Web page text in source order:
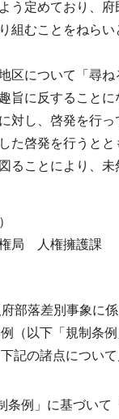
う定めており、
組むことをねらい
区について「尋
旨に反すること
対し、啓発を行っ
た啓発を行うと
ることにより、
局 人権擁護課
府部落差別事象に
（以下「規制条
記の諸点につい
条例」に基づいて